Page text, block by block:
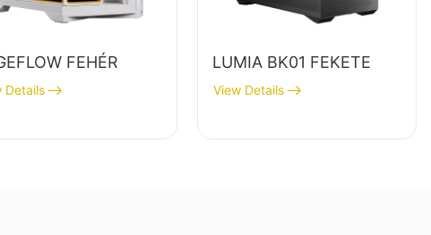
FEHÉR
Details
LUMIA BK01 FEKETE
View Details